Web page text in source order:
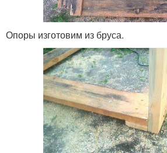
Опоры изготовим из бруса.